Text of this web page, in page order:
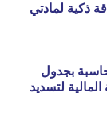
ذكية لمادتي
بجدول
لتسديد